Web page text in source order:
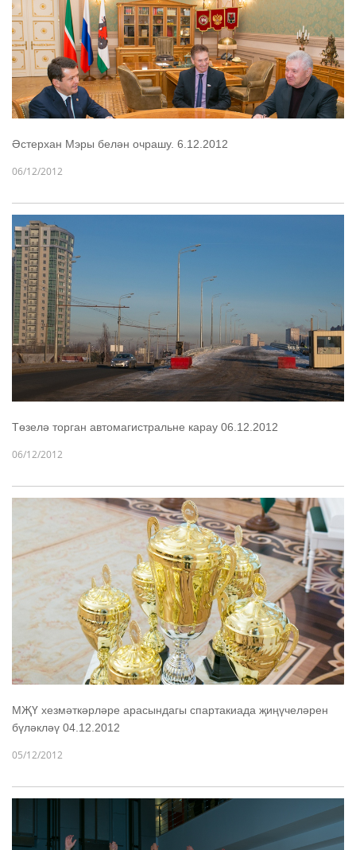
Әстерхан Мэры белән очрашу. 6.12.2012
06/12/2012
Төзелә торган автомагистральне карау 06.12.2012
06/12/2012
МҖҮ хезмәткәрләре арасындагы спартакиада җиңүчеләрен
бүләкләү 04.12.2012
05/12/2012